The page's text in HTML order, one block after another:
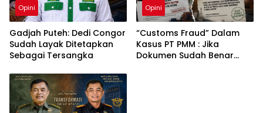
Opini
Gadjah Puteh: Dedi Congor
Sudah Layak Ditetapkan
Sebagai Tersangka
Opini
“Customs Fraud” Dalam
Kasus PT PMM : Jika
Dokumen Sudah Benar